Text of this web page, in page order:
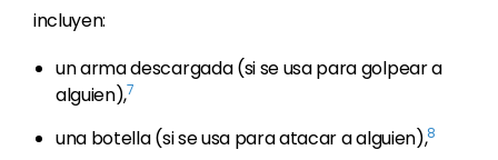
incluyen:
un arma descargada (si se usa para golpear a
alguien),7
una botella (si se usa para atacar a alguien),8